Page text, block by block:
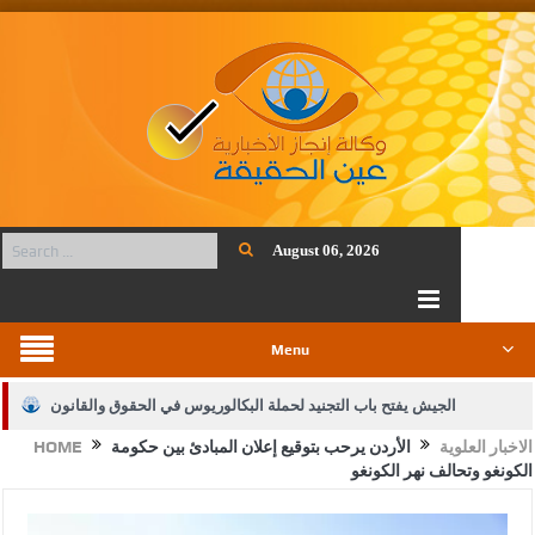
August 06, 2026
Menu
الجيش يفتح باب التجنيد لحملة البكالوريوس في الحقوق والقانون
بيان اجتماع عمّان:دعم الوصاية الهاشمية التاريخية على المقدساتHOME الاخبار العلوية
الأردن يرحب بتوقيع إعلان المبادئ بين حكومة
الكونغو وتحالف نهر الكونغو